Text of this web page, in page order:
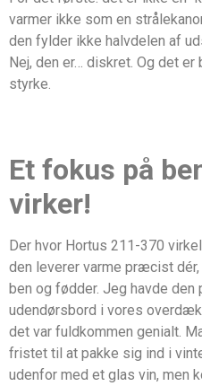
varmer ikke som en
den fylder ikke halvdelen af
Nej, den er… diskret. Og det
styrke.
Et fokus på
virker!
Der hvor Hortus 211-370
den leverer varme præcist
ben og fødder. Jeg havde den
udendørsbord i vores
det var fuldkommen genialt.
fristet til at pakke sig ind i
udenfor med et glas vin, men